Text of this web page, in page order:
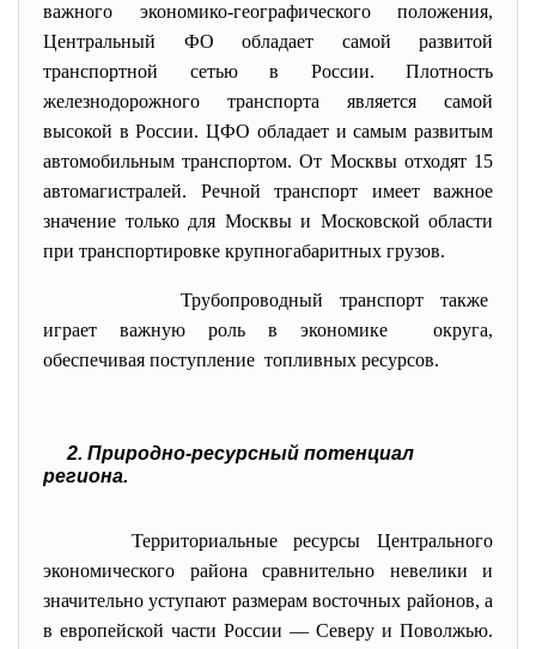
важного экономико-географического положения,
Центральный ФО обладает самой развитой
транспортной сетью в России. Плотность
железнодорожного транспорта является самой
высокой в России. ЦФО обладает и самым развитым
автомобильным транспортом. От Москвы отходят 15
автомагистралей. Речной транспорт имеет важное
значение только для Москвы и Московской области
при транспортировке крупногабаритных грузов.
Трубопроводный транспорт также
играет важную роль в экономике округа,
обеспечивая поступление топливных ресурсов.
2. Природно-ресурсный потенциал
региона.
Территориальные ресурсы Центрального
экономического района сравнительно невелики и
значительно уступают размерам восточных районов, а
в европейской части России — Северу и Поволжью.